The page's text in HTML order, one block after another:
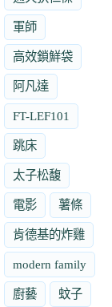
軍師
高效鎖鮮袋
阿凡達
FT-LEF101
跳床
太子松馥
電影 薯條
肯德基的炸雞
modern family
廚藝 蚊子